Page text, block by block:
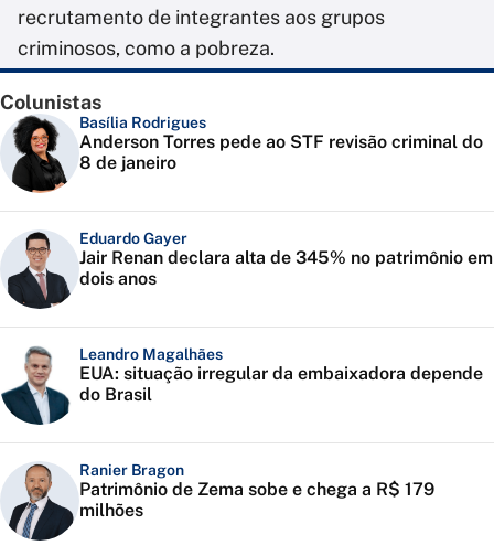
recrutamento de integrantes aos grupos
criminosos, como a pobreza.
Colunistas
Basília Rodrigues
Anderson Torres pede ao STF revisão criminal do
8 de janeiro
Eduardo Gayer
Jair Renan declara alta de 345% no patrimônio em
dois anos
Leandro Magalhães
EUA: situação irregular da embaixadora depende
do Brasil
Ranier Bragon
Patrimônio de Zema sobe e chega a R$ 179
milhões